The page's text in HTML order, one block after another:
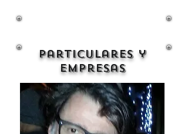
Particulares y
empresas